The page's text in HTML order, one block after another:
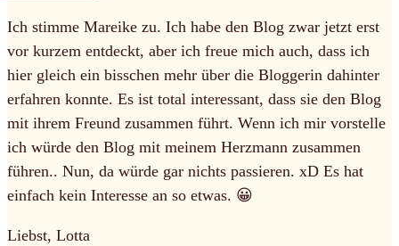
Ich stimme Mareike zu. Ich habe den Blog zwar jetzt erst
vor kurzem entdeckt, aber ich freue mich auch, dass ich
hier gleich ein bisschen mehr über die Bloggerin dahinter
erfahren konnte. Es ist total interessant, dass sie den Blog
mit ihrem Freund zusammen führt. Wenn ich mir vorstelle
ich würde den Blog mit meinem Herzmann zusammen
führen.. Nun, da würde gar nichts passieren. xD Es hat
einfach kein Interesse an so etwas. 😀
Liebst, Lotta